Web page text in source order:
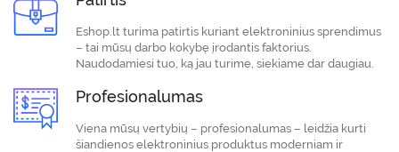
Eshop.lt turima patirtis kuriant elektroninius sprendimus
– tai mūsų darbo kokybę įrodantis faktorius.
Naudodamiesi tuo, ką jau turime, siekiame dar daugiau.
Profesionalumas
Viena mūsų vertybių – profesionalumas – leidžia kurti
šiandienos elektroninius produktus moderniam ir